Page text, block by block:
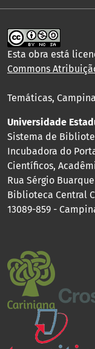
Esta obra está
Commons
Temáticas,
Universidade
Sistema de
Incubadora do
Científicos,
Rua Sérgio
Biblioteca Central
13089-859 -